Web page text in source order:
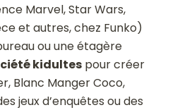
Marvel, Star Wars,
et autres, chez Funko)
ou une étagère
kidultes pour créer
Blanc Manger Coco,
jeux d’enquêtes ou des